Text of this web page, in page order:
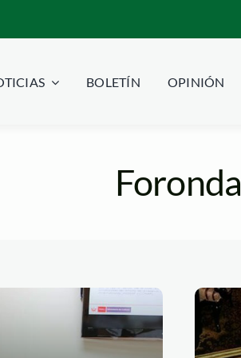
BOLETÍN OPINIÓN
Foronda